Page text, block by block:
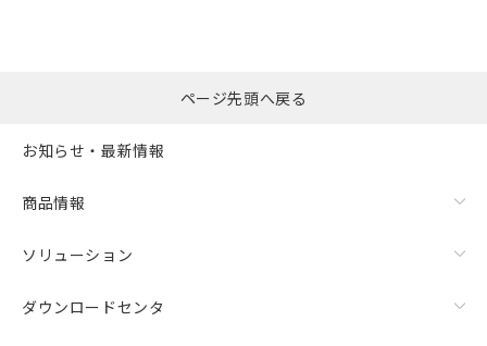
ページ先頭へ戻る
お知らせ・最新情報
商品情報
ソリューション
ダウンロードセンタ